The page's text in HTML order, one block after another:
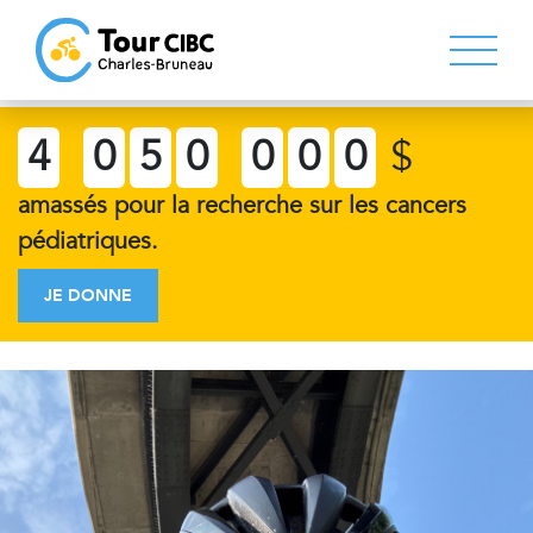
4 0 5 0 0 0 0 $
amassés pour la recherche sur les cancers
pédiatriques.
JE DONNE